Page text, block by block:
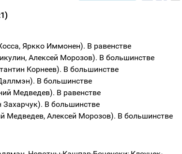
Яркко Иммонен). В равенстве
Алексей Морозов). В большинстве
Корнеев). В большинстве
В большинстве
Медведев). В равенстве
В большинстве
Медведев, Алексей Морозов). В большинстве